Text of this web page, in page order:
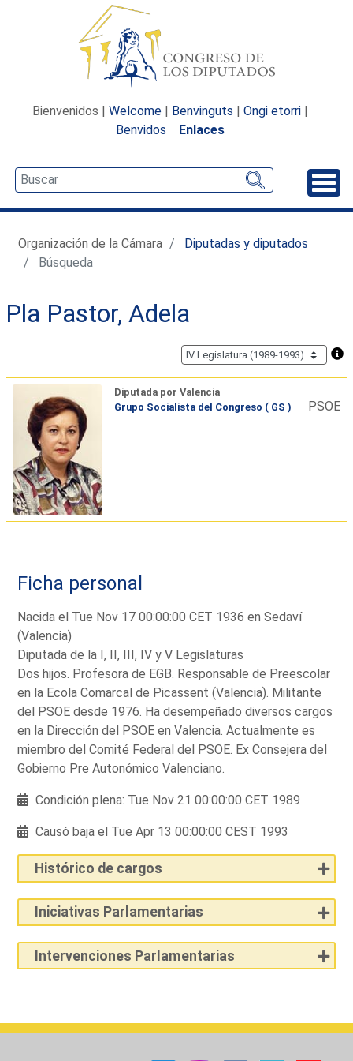
Bienvenidos | Welcome | Benvinguts | Ongi etorri |
Benvidos
Enlaces
Organización de la Cámara
Diputadas y diputados
Búsqueda
Pla Pastor, Adela
Diputada por Valencia
Grupo Socialista del Congreso ( GS )
PSOE
Ficha personal
Nacida el Tue Nov 17 00:00:00 CET 1936 en Sedaví
(Valencia)
Diputada de la I, II, III, IV y V Legislaturas
Dos hijos. Profesora de EGB. Responsable de Preescolar
en la Ecola Comarcal de Picassent (Valencia). Militante
del PSOE desde 1976. Ha desempeñado diversos cargos
en la Dirección del PSOE en Valencia. Actualmente es
miembro del Comité Federal del PSOE. Ex Consejera del
Gobierno Pre Autonómico Valenciano.
Condición plena: Tue Nov 21 00:00:00 CET 1989
Causó baja el Tue Apr 13 00:00:00 CEST 1993
Histórico de cargos
Iniciativas Parlamentarias
Intervenciones Parlamentarias